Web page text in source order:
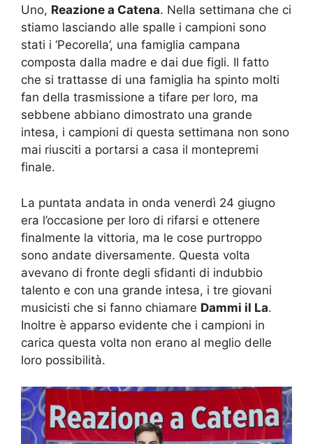
Uno, Reazione a Catena. Nella settimana che ci
stiamo lasciando alle spalle i campioni sono
stati i ‘Pecorella’, una famiglia campana
composta dalla madre e dai due figli. Il fatto
che si trattasse di una famiglia ha spinto molti
fan della trasmissione a tifare per loro, ma
sebbene abbiano dimostrato una grande
intesa, i campioni di questa settimana non sono
mai riusciti a portarsi a casa il montepremi
finale.
La puntata andata in onda venerdì 24 giugno
era l’occasione per loro di rifarsi e ottenere
finalmente la vittoria, ma le cose purtroppo
sono andate diversamente. Questa volta
avevano di fronte degli sfidanti di indubbio
talento e con una grande intesa, i tre giovani
musicisti che si fanno chiamare Dammi il La.
Inoltre è apparso evidente che i campioni in
carica questa volta non erano al meglio delle
loro possibilità.